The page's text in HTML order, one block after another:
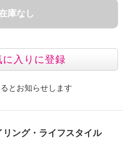
庫なし
に入りに登録
とお知らせします
リング・ライフスタイル